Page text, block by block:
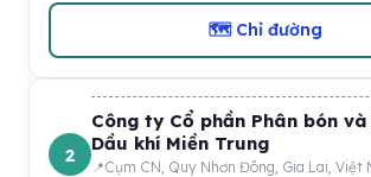
🗺 Chỉ đường
2
Công ty Cổ phần Phân bón
Dầu khí Miền Trung
Cụm CN, Quy Nhơn Đông, Gia Lai, Việt